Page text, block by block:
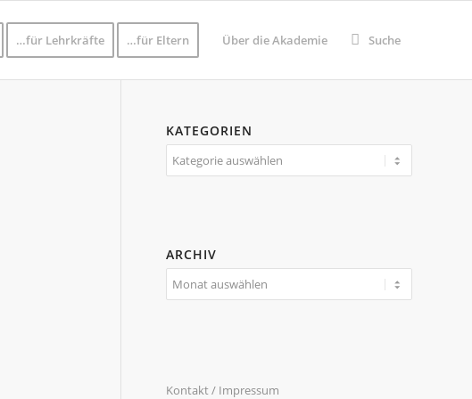
…für Lehrkräfte …für Eltern Über die Akademie Suche
KATEGORIEN
Kategorien
ARCHIV
Kontakt / Impressum